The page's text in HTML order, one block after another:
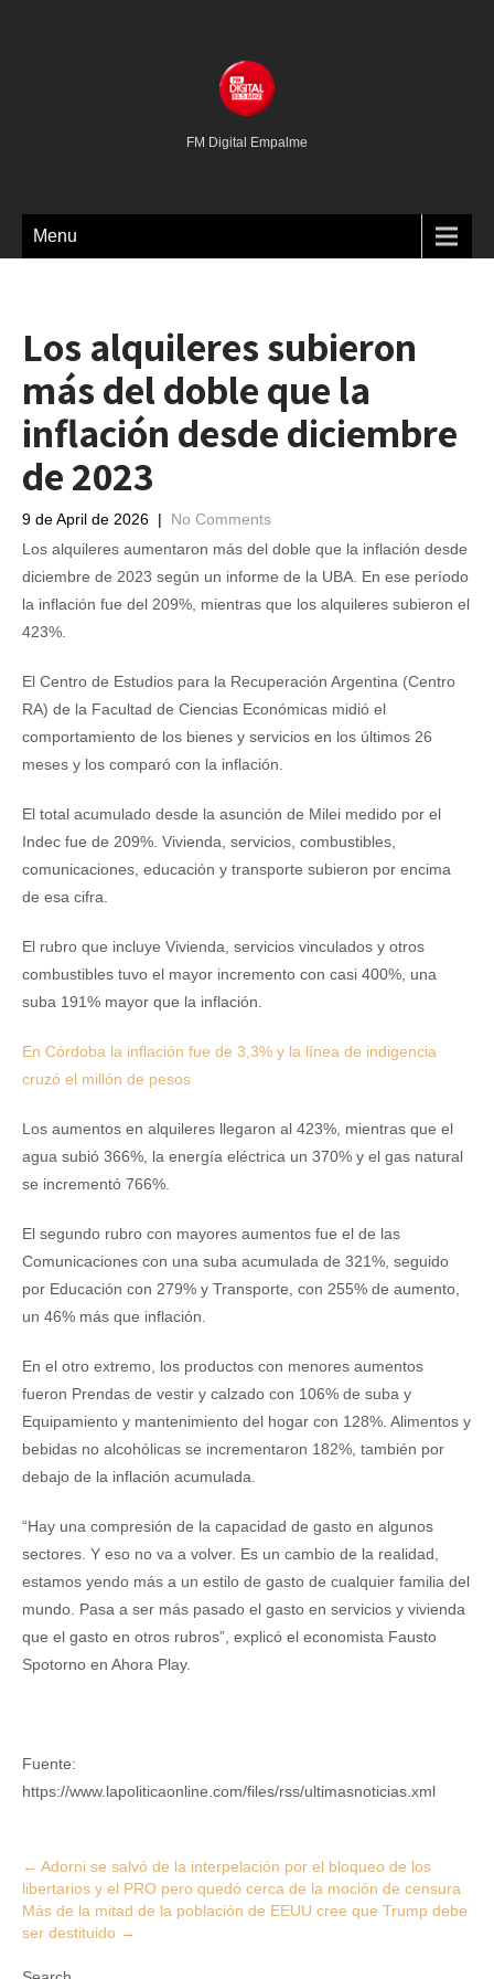
FM Digital Empalme
Menu
Los alquileres subieron
más del doble que la
inflación desde diciembre
de 2023
9 de April de 2026 | No Comments
Los alquileres aumentaron más del doble que la inflación desde
diciembre de 2023 según un informe de la UBA. En ese período
la inflación fue del 209%, mientras que los alquileres subieron el
423%.
El Centro de Estudios para la Recuperación Argentina (Centro
RA) de la Facultad de Ciencias Económicas midió el
comportamiento de los bienes y servicios en los últimos 26
meses y los comparó con la inflación.
El total acumulado desde la asunción de Milei medido por el
Indec fue de 209%. Vivienda, servicios, combustibles,
comunicaciones, educación y transporte subieron por encima
de esa cifra.
El rubro que incluye Vivienda, servicios vinculados y otros
combustibles tuvo el mayor incremento con casi 400%, una
suba 191% mayor que la inflación.
En Córdoba la inflación fue de 3,3% y la línea de indigencia
cruzó el millón de pesos
Los aumentos en alquileres llegaron al 423%, mientras que el
agua subió 366%, la energía eléctrica un 370% y el gas natural
se incrementó 766%.
El segundo rubro con mayores aumentos fue el de las
Comunicaciones con una suba acumulada de 321%, seguido
por Educación con 279% y Transporte, con 255% de aumento,
un 46% más que inflación.
En el otro extremo, los productos con menores aumentos
fueron Prendas de vestir y calzado con 106% de suba y
Equipamiento y mantenimiento del hogar con 128%. Alimentos y
bebidas no alcohólicas se incrementaron 182%, también por
debajo de la inflación acumulada.
“Hay una compresión de la capacidad de gasto en algunos
sectores. Y eso no va a volver. Es un cambio de la realidad,
estamos yendo más a un estilo de gasto de cualquier familia del
mundo. Pasa a ser más pasado el gasto en servicios y vivienda
que el gasto en otros rubros”, explicó el economista Fausto
Spotorno en Ahora Play.
Fuente:
https://www.lapoliticaonline.com/files/rss/ultimasnoticias.xml
Post
navigation
← Adorni se salvó de la interpelación por el bloqueo de los
libertarios y el PRO pero quedó cerca de la moción de censura
Más de la mitad de la población de EEUU cree que Trump debe
ser destituido →